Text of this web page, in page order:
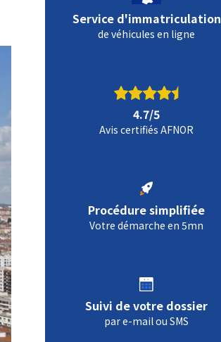
Service d'immatriculation
de véhicules en ligne
4.7/5
Avis certifiés AFNOR
Procédure simplifiée
Votre démarche en 5mn
Suivi de votre dossier
par e-mail ou SMS